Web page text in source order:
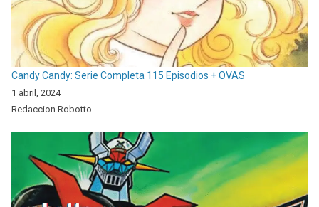
Candy Candy: Serie Completa 115 Episodios + OVAS
1 abril, 2024
Redaccion Robotto